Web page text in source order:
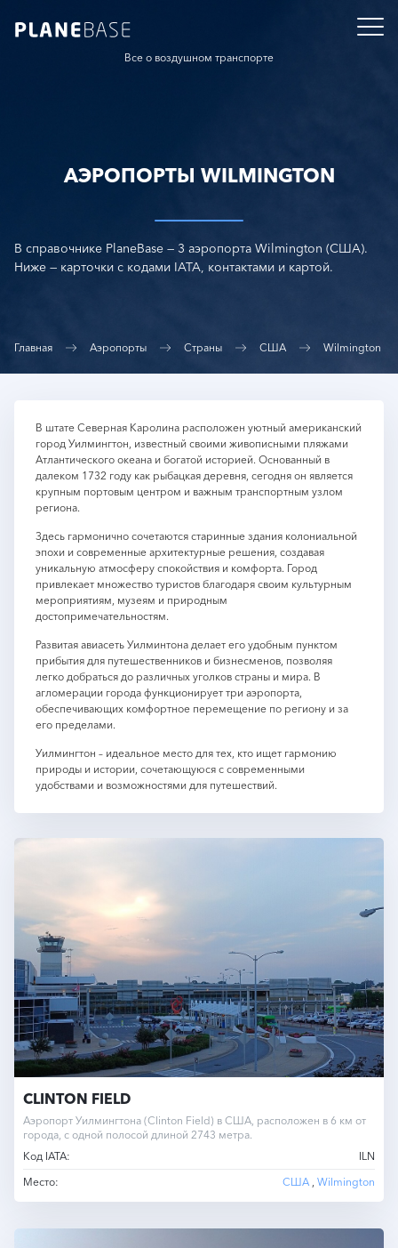
Все о воздушном транспорте
АЭРОПОРТЫ WILMINGTON
В справочнике PlaneBase — 3 аэропорта Wilmington (США).
Ниже — карточки с кодами IATA, контактами и картой.
Главная Аэропорты Страны США Wilmington
В штате Северная Каролина расположен уютный американский
город Уилмингтон, известный своими живописными пляжами
Атлантического океана и богатой историей. Основанный в
далеком 1732 году как рыбацкая деревня, сегодня он является
крупным портовым центром и важным транспортным узлом
региона.
Здесь гармонично сочетаются старинные здания колониальной
эпохи и современные архитектурные решения, создавая
уникальную атмосферу спокойствия и комфорта. Город
привлекает множество туристов благодаря своим культурным
мероприятиям, музеям и природным
достопримечательностям.
Развитая авиасеть Уилминтона делает его удобным пунктом
прибытия для путешественников и бизнесменов, позволяя
легко добраться до различных уголков страны и мира. В
агломерации города функционирует три аэропорта,
обеспечивающих комфортное перемещение по региону и за
его пределами.
Уилмингтон – идеальное место для тех, кто ищет гармонию
природы и истории, сочетающуюся с современными
удобствами и возможностями для путешествий.
CLINTON FIELD
Аэропорт Уилмингтона (Clinton Field) в США, расположен в 6 км от
города, с одной полосой длиной 2743 метра.
Код IATA:
ILN
Место:
США Wilmington